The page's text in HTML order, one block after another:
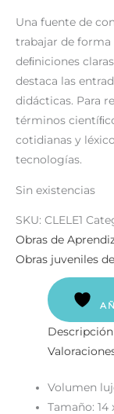
Una fuente de
trabajar de
deﬁniciones
destaca las
didácticas. Para
términos
cotidianas y
tecnologías.
Sin existencias
SKU: CLELE1
Obras de
Obras juveniles
Descripción
Volumen
Tamaño: 14